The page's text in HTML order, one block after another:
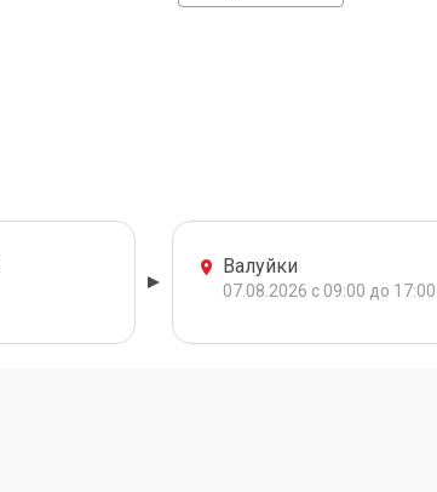
Валуйки
07.08.2026 с 09:00 до 17:00